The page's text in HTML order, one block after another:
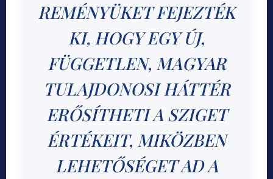
REMÉNYÜKET FEJEZTÉK
KI, HOGY EGY ÚJ,
FÜGGETLEN, MAGYAR
TULAJDONOSI HÁTTÉR
ERŐSÍTHETI A SZIGET
ÉRTÉKEIT, MIKÖZBEN
LEHETŐSÉGET AD A